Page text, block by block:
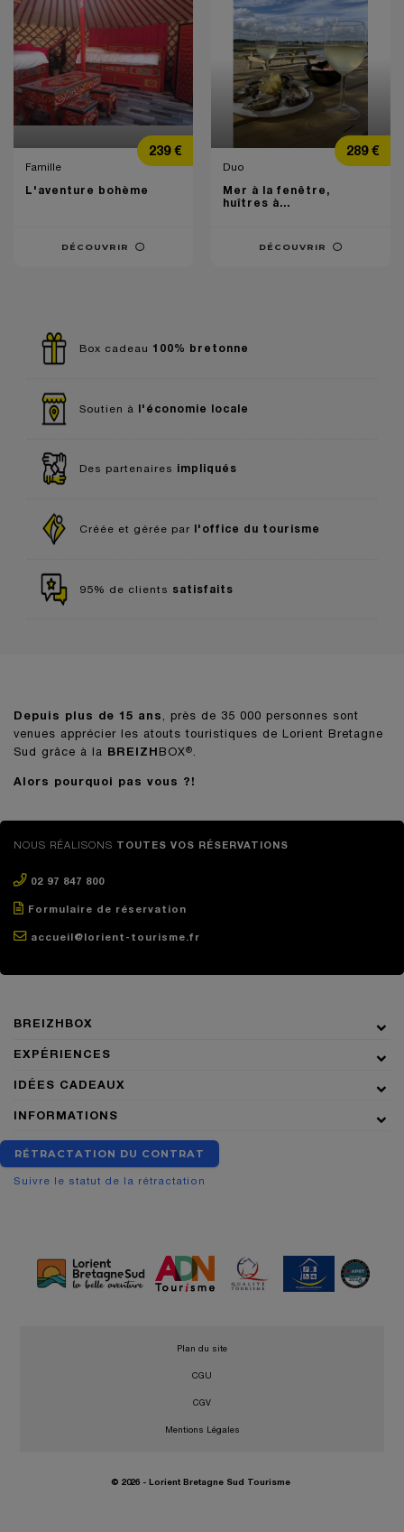
Prix239 €
Famille
L'aventure bohème
DÉCOUVRIR
Prix289 €
Duo
Mer à la fenêtre,
huîtres à...
DÉCOUVRIR
Box cadeau 100% bretonne
Soutien à l'économie locale
Des partenaires impliqués
Créée et gérée par l'office du tourisme
95% de clients satisfaits
Depuis plus de 15 ans , près de 35 000 personnes sont
venues apprécier les atouts touristiques de Lorient Bretagne
Sud grâce à la BREIZH BOX®.
Alors pourquoi pas vous ?!
NOUS RÉALISONS TOUTES VOS RÉSERVATIONS
02 97 847 800
Formulaire de réservation
accueil@lorient-tourisme.fr
BREIZHBOX
EXPÉRIENCES
IDÉES CADEAUX
INFORMATIONS
RÉTRACTATION DU CONTRAT
Suivre le statut de la rétractation
© 2026 - Lorient Bretagne Sud Tourisme
Plan du site
CGU
CGV
Mentions Légales